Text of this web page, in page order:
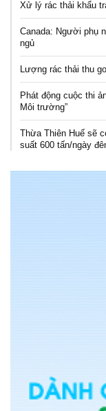
Xử lý rác thải khẩu
Canada: Người phụ
ngủ
Lượng rác thải thu
Phát động cuộc thi
Môi trường”
Thừa Thiên Huế sẽ
suất 600 tấn/ngày